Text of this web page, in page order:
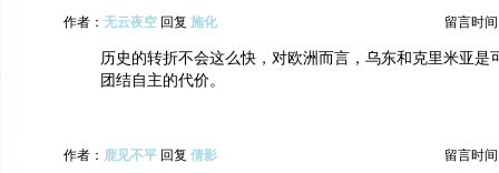
作者： 无云夜空 回复 施化 留言时间
历史的转折不会这么快，对欧洲而言，乌东和克里米亚是
团结自主的代价。
作者： 鹿见不平 回复 倩影 留言时间